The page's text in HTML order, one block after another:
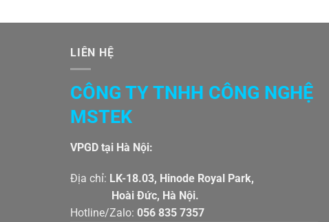
LIÊN HỆ
CÔNG TY TNHH CÔNG NGHỆ
MSTEK
VPGD tại Hà Nội:
Địa chỉ: LK-18.03, Hinode Royal Park,
Hoài Đức, Hà Nội.
Hotline/Zalo: 056 835 7357